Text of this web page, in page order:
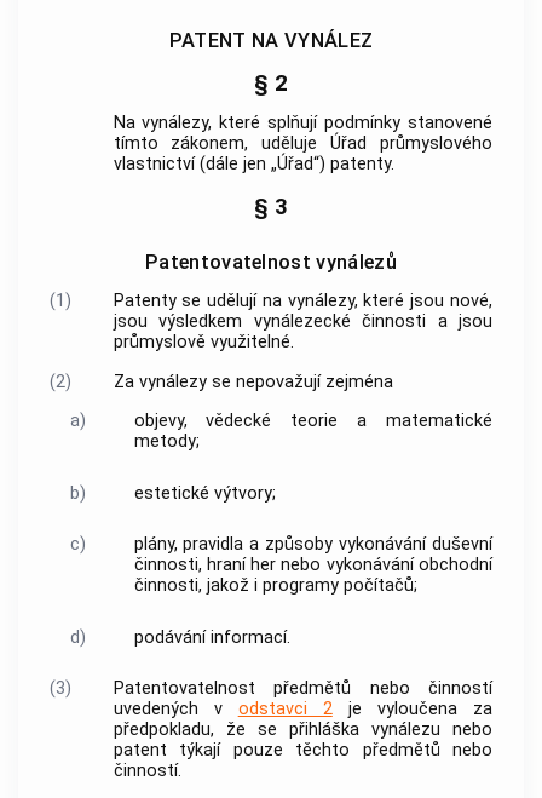
PATENT NA VYNÁLEZ
§ 2
Na vynálezy, které splňují podmínky stanovené
tímto zákonem, uděluje Úřad průmyslového
vlastnictví (dále jen „Úřad“) patenty.
§ 3
Patentovatelnost vynálezů
(1)
Patenty se udělují na vynálezy, které jsou nové,
jsou výsledkem vynálezecké činnosti a jsou
průmyslově využitelné.
(2)
Za vynálezy se nepovažují zejména
a)
objevy, vědecké teorie a matematické
metody;
b) estetické výtvory;
c)
plány, pravidla a způsoby vykonávání duševní
činnosti, hraní her nebo vykonávání obchodní
činnosti, jakož i programy počítačů;
d) podávání informací.
(3)
Patentovatelnost předmětů nebo činností
uvedených v odstavci 2je vyloučena za
předpokladu, že se přihláška vynálezu nebo
patent týkají pouze těchto předmětů nebo
činností.